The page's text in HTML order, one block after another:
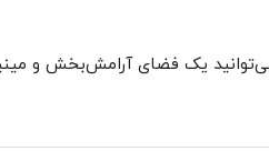
یک فضای آرامش‌بخش و